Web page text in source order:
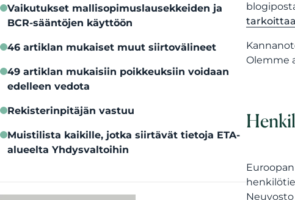
Vaikutukset mallisopimuslausekkeiden ja
BCR-sääntöjen käyttöön
46 artiklan mukaiset muut siirtovälineet
49 artiklan mukaisiin poikkeuksiin voidaan
edelleen vedota
Rekisterinpitäjän vastuu
Muistilista kaikille, jotka siirtävät tietoja ETA-
alueelta Yhdysvaltoihin
Olemme